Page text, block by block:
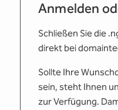
Anmelden
Schließen Sie die
direkt bei
Sollte Ihre
sein, steht Ihnen
zur Verfügung.